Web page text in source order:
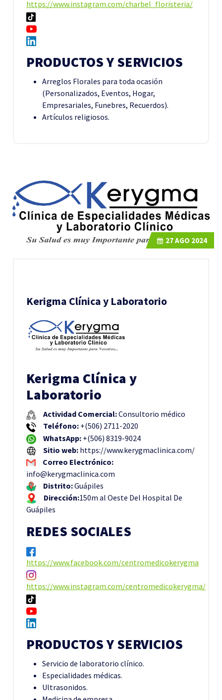
https://www.instagram.com/charbel_floristeria/
PRODUCTOS Y SERVICIOS
Arreglos Florales para toda ocasión
(Personalizados, Eventos, Hogar,
Empresariales, Funebres, Recuerdos).
Artículos religiosos.
Kerigma Clínica y Laboratorio
27AGO 2024
Kerigma Clínica y
Laboratorio
Actividad Comercial:Consultorio médico
Teléfono: +(506) 2711-2020
WhatsApp: +(506) 8319-9024
Sitio web: https://www.kerygmaclinica.com/
Correo Electrónico:
info@kerygmaclinica.com
Distrito:Guápiles
Dirección:150m al Oeste Del Hospital De
Guápiles
REDES SOCIALES
https://www.facebook.com/centromedicokerygma
https://www.instagram.com/centromedicokerygma/
PRODUCTOS Y SERVICIOS
Servicio de laboratorio clínico.
Especialidades médicas.
Ultrasonidos.